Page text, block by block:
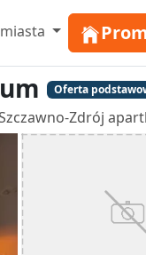
Oferta
Zdrój